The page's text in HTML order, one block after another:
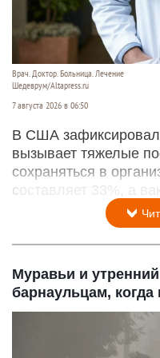
Врач. Доктор. Больница. Лечение
Шедеврум/Altapress.ru
7 августа 2026 в 06:50
В США
вызывает тяжелые
сохраняться в
составляет 33%, а
Муравьи и
барнаульцам,